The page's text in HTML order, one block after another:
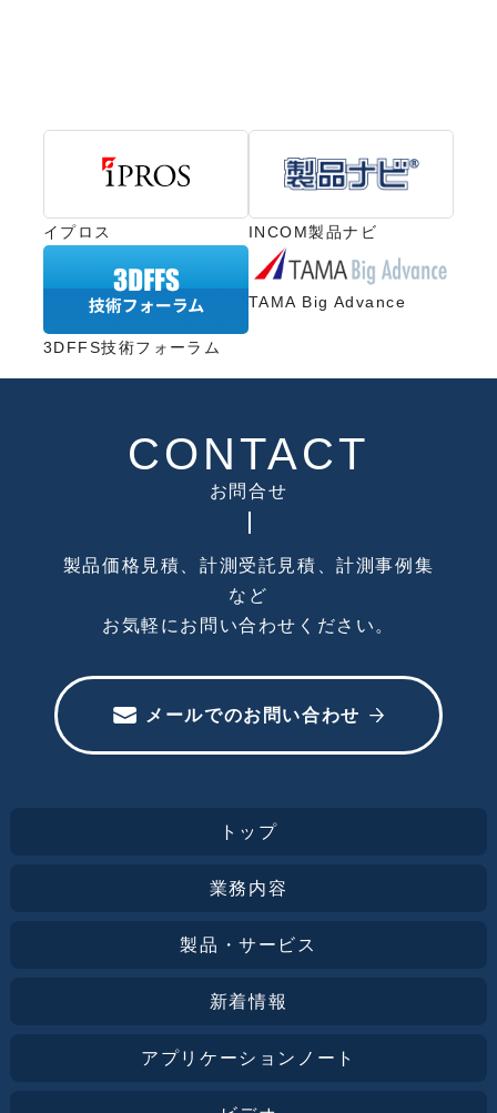
イプロス INCOM製品ナビ
3DFFS技術フォーラム
TAMA Big Advance
CONTACT
お問合せ
製品価格見積、計測受託見積、計測事例集
など
お気軽にお問い合わせください。
メールでのお問い合わせ
トップ
業務内容
製品・サービス
新着情報
アプリケーションノート